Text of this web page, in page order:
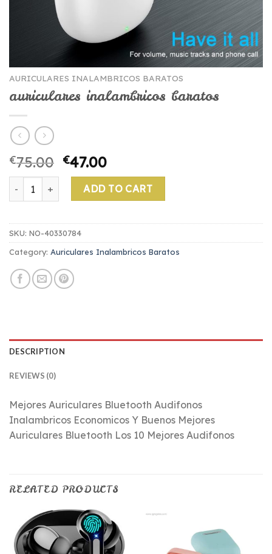
AURICULARES INALAMBRICOS BARATOS
auriculares inalambricos baratos
€75.00 €47.00
auriculares inalambricos baratos quantity
ADD TO CART
SKU: NO-40330784
Category: Auriculares Inalambricos Baratos
DESCRIPTION
REVIEWS (0)
Mejores Auriculares Bluetooth Audifonos
Inalambricos Economicos Y Buenos Mejores
Auriculares Bluetooth Los 10 Mejores Audifonos
RELATED PRODUCTS